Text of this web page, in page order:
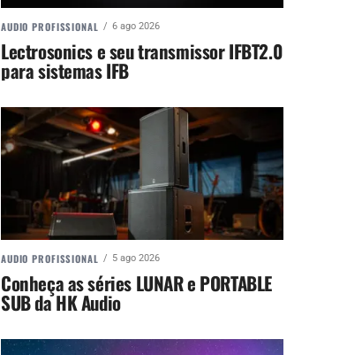
AUDIO PROFISSIONAL 6 ago 2026
Lectrosonics e seu transmissor IFBT2.0
para sistemas IFB
AUDIO PROFISSIONAL 5 ago 2026
Conheça as séries LUNAR e PORTABLE
SUB da HK Audio